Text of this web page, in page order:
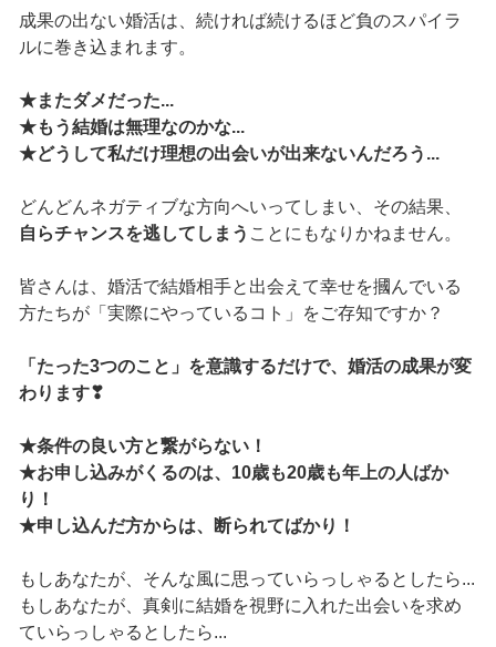
成果の出ない婚活は、続ければ続けるほど負のスパイラ
ルに巻き込まれます。
★またダメだった...
★もう結婚は無理なのかな...
★どうして私だけ理想の出会いが出来ないんだろう...
どんどんネガティブな方向へいってしまい、その結果、
自らチャンスを逃してしまう ことにもなりかねません。
皆さんは、婚活で結婚相手と出会えて幸せを摑んでいる
方たちが「実際にやっているコト」をご存知ですか？
「たった3つのこと」を意識するだけで、婚活の成果が変
わります❣
★条件の良い方と繋がらない！
★お申し込みがくるのは、10歳も20歳も年上の人ばか
り！
★申し込んだ方からは、断られてばかり！
もしあなたが、そんな風に思っていらっしゃるとしたら...
もしあなたが、真剣に結婚を視野に入れた出会いを求め
ていらっしゃるとしたら...